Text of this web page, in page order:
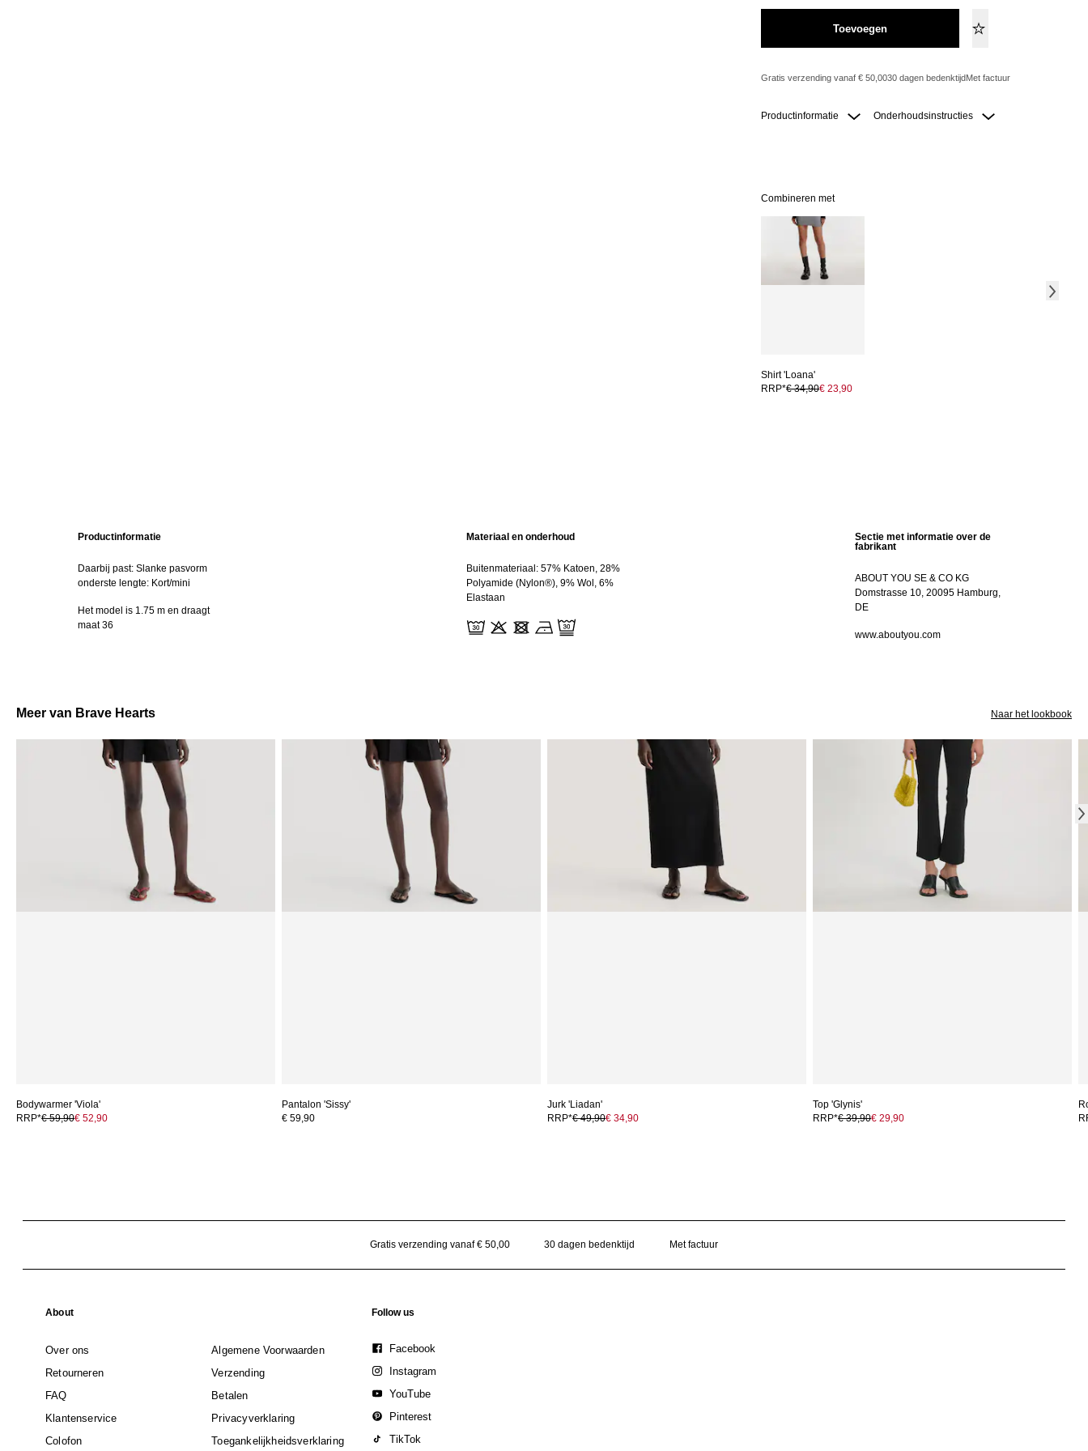
Toevoegen
Gratis verzending vanaf € 50,0030 dagen bedenktijdMet factuur
Productinformatie Onderhoudsinstructies
Combineren met
Shirt 'Loana'
RRP*€ 34,90€ 23,90
Productinformatie
Daarbij past: Slanke pasvorm
onderste lengte: Kort/mini
Het model is 1.75 m en draagt
maat 36
Materiaal en onderhoud
Buitenmateriaal: 57% Katoen, 28%
Polyamide (Nylon®), 9% Wol, 6%
Elastaan
Sectie met informatie over de
fabrikant
ABOUT YOU SE & CO KG
Domstrasse 10, 20095 Hamburg,
DE
www.aboutyou.com
Meer van Brave Hearts Naar het lookbook
Bodywarmer 'Viola'
RRP*€ 59,90€ 52,90
Pantalon 'Sissy'
€ 59,90
Jurk 'Liadan'
RRP*€ 49,90€ 34,90
Top 'Glynis'
RRP*€ 39,90€ 29,90
Gratis verzending vanaf € 50,00 30 dagen bedenktijd Met factuur
About
Over ons
Algemene Voorwaarden
Retourneren
Verzending
FAQ
Betalen
Klantenservice
Privacyverklaring
Colofon
Toegankelijkheidsverklaring
Follow us
Facebook
Instagram
YouTube
Pinterest
TikTok